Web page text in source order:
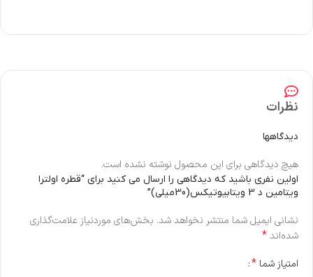
نظرات
دیدگاهها
هیچ دیدگاهی برای این محصول نوشته نشده است.
اولین نفری باشید که دیدگاهی را ارسال می کنید برای “قطره اولترا
ویتامین د 3 ویتابیوتیکس(30میلی)”
نشانی ایمیل شما منتشر نخواهد شد. بخش‌های موردنیاز علامت‌گذاری
شده‌اند*
امتیاز شما *